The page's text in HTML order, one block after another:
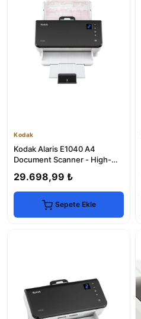
Kodak
Kodak Alaris E1040 A4
Document Scanner - High-
29.698,99 ₺
Sepete Ekle